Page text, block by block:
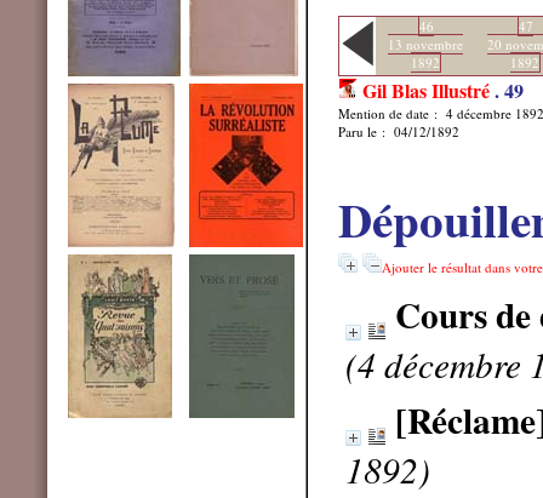
46
13 novembre
1892
47
20
1892
Gil Blas Illustré.49
Mention de date : 4 décembre 1892
Paru le : 04/12/1892
Ajouter le résultat dans
Cours de
(4 décembre
1892)